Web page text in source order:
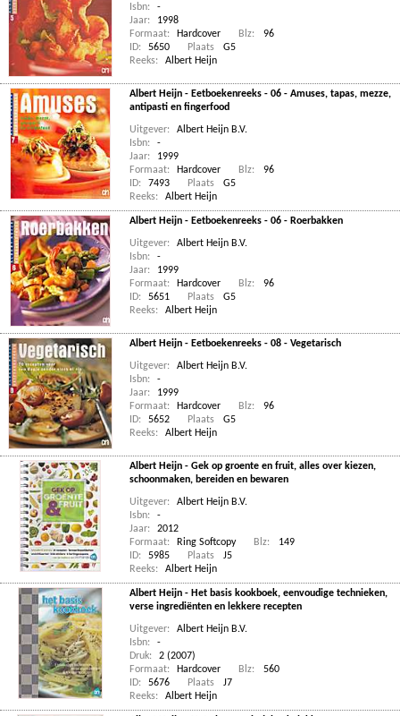
Isbn:
-
Jaar:
1998
Formaat:
Hardcover Blz:
96
ID:
5650 Plaats
G5
Reeks:
Albert Heijn
Albert Heijn - Eetboekenreeks - 06 - Amuses, tapas, mezze,
antipasti en fingerfood
Uitgever:
Albert Heijn B.V.
Isbn:
-
Jaar:
1999
Formaat:
Hardcover Blz:
96
ID:
7493 Plaats
G5
Reeks:
Albert Heijn
Albert Heijn - Eetboekenreeks - 06 - Roerbakken
Uitgever:
Albert Heijn B.V.
Isbn:
-
Jaar:
1999
Formaat:
Hardcover Blz:
96
ID:
5651 Plaats
G5
Reeks:
Albert Heijn
Albert Heijn - Eetboekenreeks - 08 - Vegetarisch
Uitgever:
Albert Heijn B.V.
Isbn:
-
Jaar:
1999
Formaat:
Hardcover Blz:
96
ID:
5652 Plaats
G5
Reeks:
Albert Heijn
Albert Heijn - Gek op groente en fruit, alles over kiezen,
schoonmaken, bereiden en bewaren
Uitgever:
Albert Heijn B.V.
Isbn:
-
Jaar:
2012
Formaat:
Ring Softcopy Blz:
149
ID:
5985 Plaats
J5
Reeks:
Albert Heijn
Albert Heijn - Het basis kookboek, eenvoudige technieken,
verse ingrediënten en lekkere recepten
Uitgever:
Albert Heijn B.V.
Isbn:
-
Druk:
2 (2007)
Formaat:
Hardcover Blz:
560
ID:
5676 Plaats
J7
Reeks:
Albert Heijn